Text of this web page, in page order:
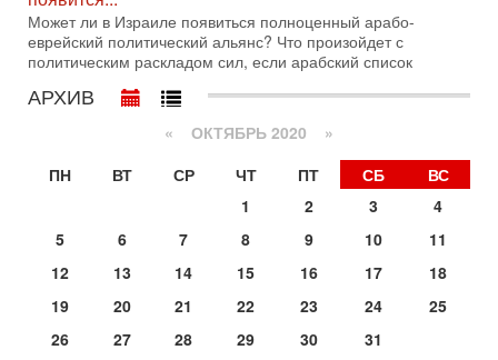
Голоса русскоязычных репатриантов не раз кардинально
меняли политический ландшафт Израиля. Достаточно
вспомнить взлет партии «Исраэль ба-алия», когда
Тайны закрытых дверей: о чём на самом деле
молчат Трамп и Нетаньяху?
Недавний визит премьер-министра Израиля Биньямина
Нетаньяху в США и его встреча с Дональдом Трампом
оставили больше вопросов, чем ответов. Полная
Иран готовит покушение на Нетаниягу! Трамп не
хочет эскалации, но КСИР готовит взрыв!
В эфире телеканала ITON-TV СЕРГЕЙ МИГДАЛЬ, эксперт
по вопросам безопасности, офицер запаса
Международного управления полиции Израиля, автор
31-07-2026, 09:02
Может ли в Израиле появиться полноценный арабо-
еврейский политический альянс? Что произойдет с
политическим раскладом сил, если арабский список
АРХИВ
« ОКТЯБРЬ 2020 »
ПН
ВТ СР ЧТ ПТ СБ
ВС
1
2 3
4
5
6 7 8 9 10
11
12
13 14 15 16 17
18
19
20 21 22 23 24
25
26
27 28 29 30 31